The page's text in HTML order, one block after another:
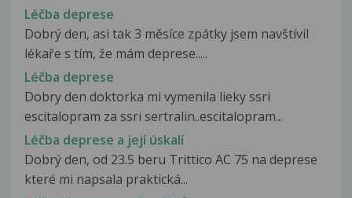
Léčba deprese
Dobrý den, asi tak 3 měsíce zpátky jsem navštívil
lékaře s tím, že mám deprese.....
Léčba deprese
Dobry den doktorka mi vymenila lieky ssri
escitalopram za ssri sertralin..escitalopram...
Léčba deprese a její úskalí
Dobrý den, od 23.5 beru Trittico AC 75 na deprese
které mi napsala praktická...